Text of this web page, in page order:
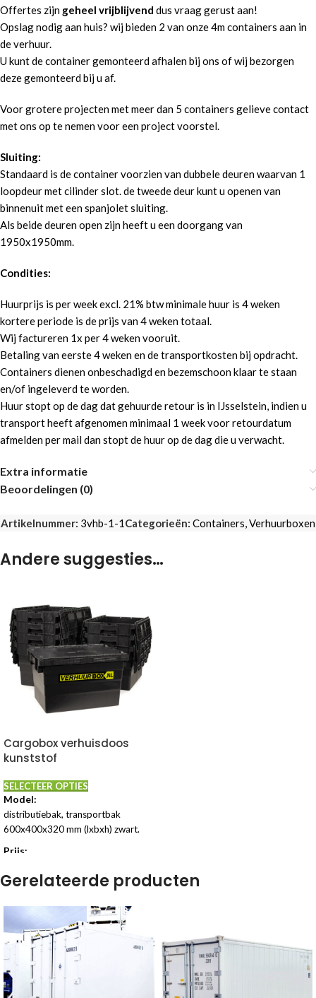
Gewenste leverdatum: Verwachte retourdatum:
Levering:
Opmerking:
Mee te huren extra's: Geef indien
opmerkingen veld.
Steekwagen
Pallet pompwagen
Meubel Hondje (per 2)
Kunststof verhuisdoos
Actie code: Heeft u een actie code of referral code vul deze dan hier in.
- + VOEG TOE AAN OFFERTE
Offertes zijn geheel vrijblijvend dus vraag gerust aan!
Opslag nodig aan huis? wij bieden 2 van onze 4m containers aan in
de verhuur.
U kunt de container gemonteerd afhalen bij ons of wij bezorgen
deze gemonteerd bij u af.
Voor grotere projecten met meer dan 5 containers gelieve contact
met ons op te nemen voor een project voorstel.
Sluiting:
Standaard is de container voorzien van dubbele deuren waarvan 1
loopdeur met cilinder slot. de tweede deur kunt u openen van
binnenuit met een spanjolet sluiting.
Als beide deuren open zijn heeft u een doorgang van
1950x1950mm.
Condities:
Huurprijs is per week excl. 21% btw minimale huur is 4 weken
kortere periode is de prijs van 4 weken totaal.
Wij factureren 1x per 4 weken vooruit.
Betaling van eerste 4 weken en de transportkosten bij opdracht.
Containers dienen onbeschadigd en bezemschoon klaar te staan
en/of ingeleverd te worden.
Huur stopt op de dag dat gehuurde retour is in IJsselstein, indien u
transport heeft afgenomen minimaal 1 week voor retourdatum
afmelden per mail dan stopt de huur op de dag die u verwacht.
Extra informatie
Beoordelingen (0)
Artikelnummer: 3vhb-1-1Categorieën: Containers,Verhuurboxen
Andere suggesties…
Cargobox verhuisdoos
kunststof
SELECTEER OPTIES
Model:
distributiebak, transportbak
600x400x320 mm (lxbxh) zwart.
Prijs:
Prijs per week € 1,05 ex 21% btw =
Koop € 17,50 ex btw
Schoonste keus!Volledig
recyclebaar (recyclingcode 05) en
daardoor een duurzaam alternatief
voor bijvoorbeeld kartonnen
Gerelateerde producten